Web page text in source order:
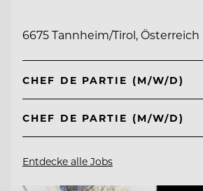
6675 Tannheim/Tirol, Österreich
CHEF DE PARTIE (M/W/D)
CHEF DE PARTIE (M/W/D)
Entdecke alle Jobs